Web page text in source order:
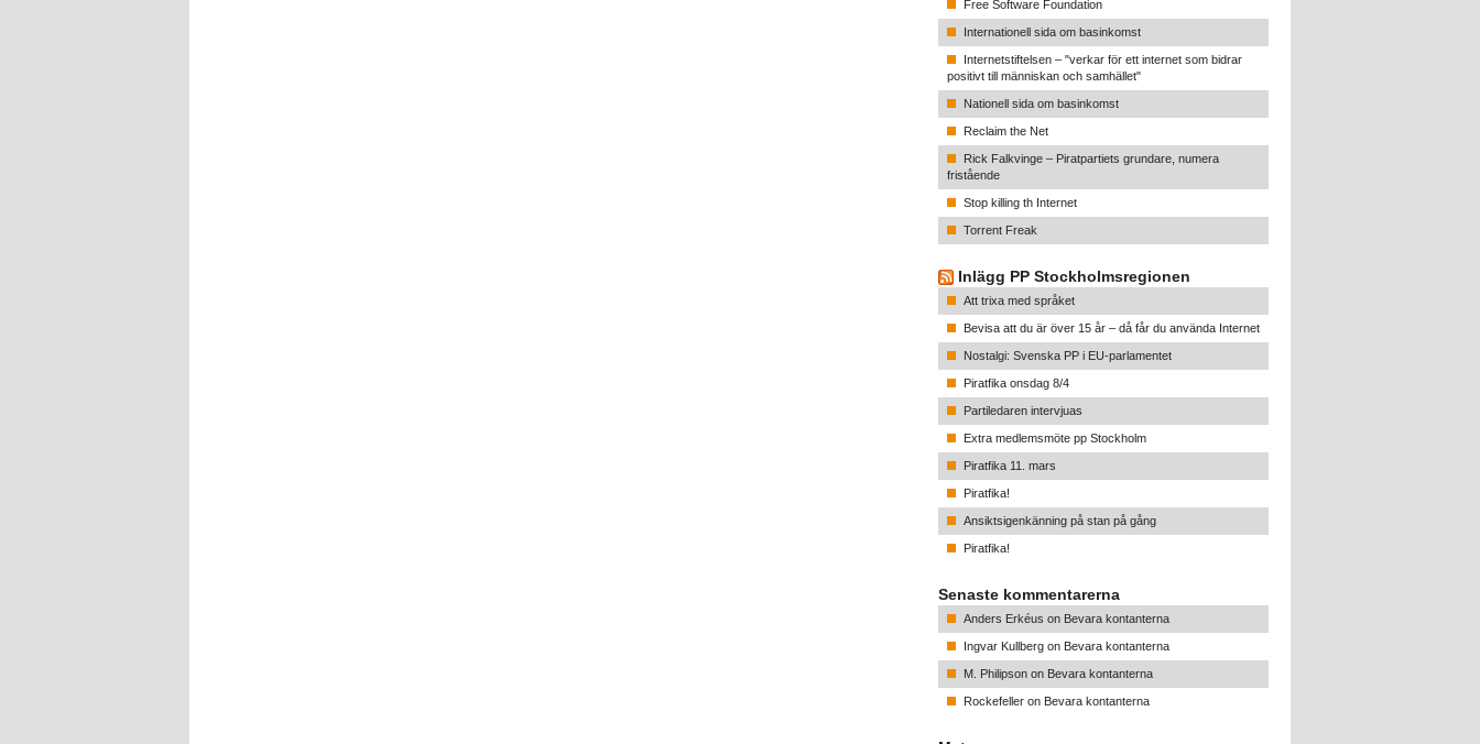
Free Software Foundation
Internationell sida om basinkomst
Internetstiftelsen – "verkar för ett internet som bidrar
positivt till människan och samhället"
Nationell sida om basinkomst
Reclaim the Net
Rick Falkvinge – Piratpartiets grundare, numera
fristående
Stop killing th Internet
Torrent Freak
Inlägg PP Stockholmsregionen
Att trixa med språket
Bevisa att du är över 15 år – då får du använda Internet
Nostalgi: Svenska PP i EU-parlamentet
Piratfika onsdag 8/4
Partiledaren intervjuas
Extra medlemsmöte pp Stockholm
Piratfika 11. mars
Piratfika!
Ansiktsigenkänning på stan på gång
Piratfika!
Senaste kommentarerna
Anders Erkéus on Bevara kontanterna
Ingvar Kullberg on Bevara kontanterna
M. Philipson on Bevara kontanterna
Rockefeller on Bevara kontanterna